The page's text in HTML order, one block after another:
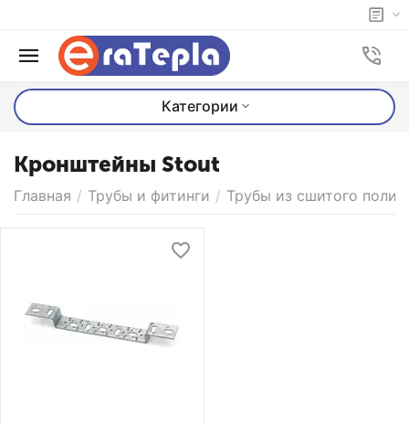
Категории
Кронштейны Stout
Главная / Трубы и фитинги / Трубы из сшитого